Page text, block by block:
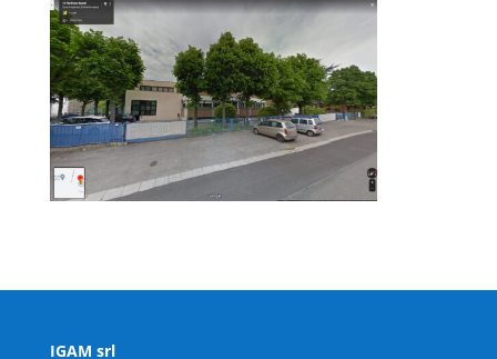
IGAM srl